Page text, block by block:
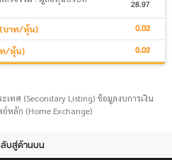
28.97
บาท/หุ้น) 0.02
ท/หุ้น) 0.02
ทศ (Secondary Listing) ข้อมูลงบการเงิน
หลัก (Home Exchange)
บสู่ด้านบน